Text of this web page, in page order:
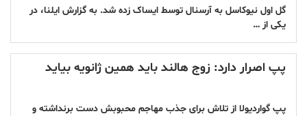
گل اول نیوکاسل به آرسنال توسط ایساک زده شد. به گزارش ایلنا، در
یکی از …
پپ اصرار دارد: زوج هالند باید همین ژانویه بیاید
پپ گواردیولا از تلاش برای جذب مهاجم محبوبش دست برنداشته و